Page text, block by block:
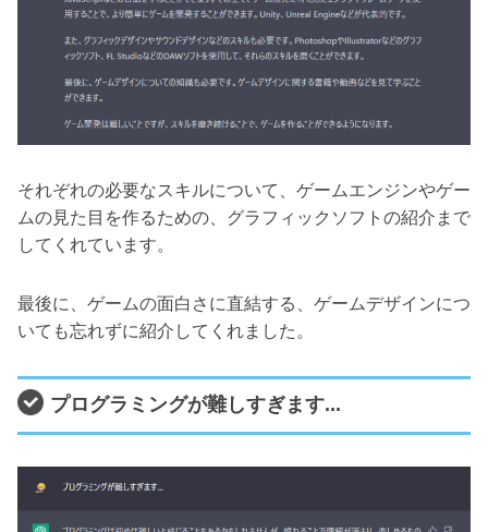
それぞれの必要なスキルについて、ゲームエンジンやゲー
ムの見た目を作るための、グラフィックソフトの紹介まで
してくれています。
最後に、ゲームの面白さに直結する、ゲームデザインにつ
いても忘れずに紹介してくれました。
プログラミングが難しすぎます...